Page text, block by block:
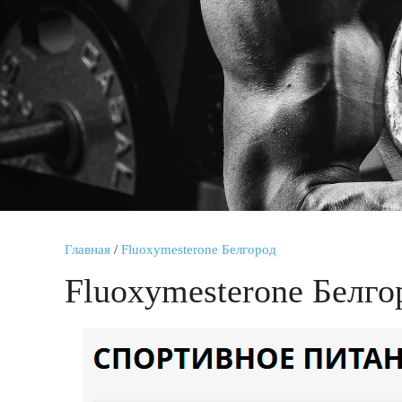
Главная / Fluoxymesterone Белгород
Fluoxymesterone